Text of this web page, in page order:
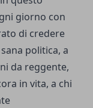
giorno con
di credere
politica, a
da reggente,
in vita, a chi